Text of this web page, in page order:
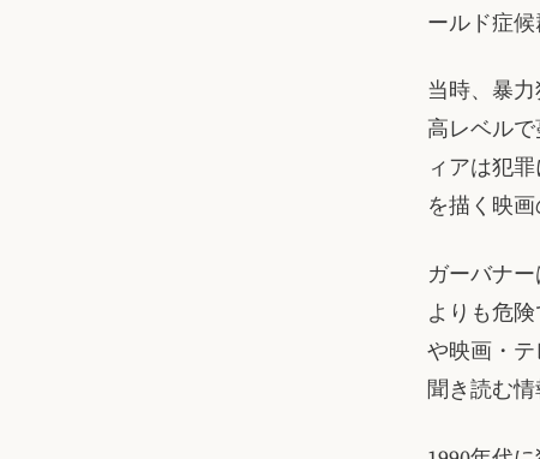
ールド症候
当時、暴
高レベル
ィアは犯
を描く映
ガーバナ
よりも危
や映画・
聞き読む